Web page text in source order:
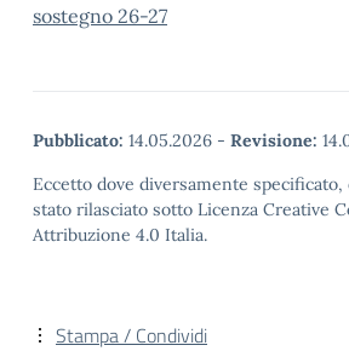
sostegno 26-27
Pubblicato: 14.05.2026 - Revisione:
Eccetto dove diversamente
stato rilasciato sotto Licenza Creative
Attribuzione 4.0 Italia.
Stampa / Condividi